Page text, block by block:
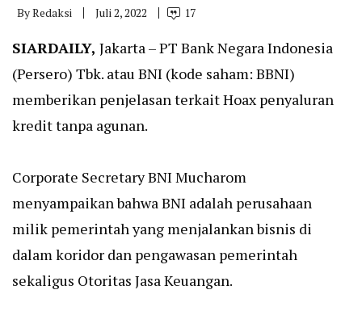
ByRedaksi Juli 2, 2022 17
SIARDAILY, Jakarta – PT Bank Negara Indonesia
(Persero) Tbk. atau BNI (kode saham: BBNI)
memberikan penjelasan terkait Hoax penyaluran
kredit tanpa agunan.
Corporate Secretary BNI Mucharom
menyampaikan bahwa BNI adalah perusahaan
milik pemerintah yang menjalankan bisnis di
dalam koridor dan pengawasan pemerintah
sekaligus Otoritas Jasa Keuangan.